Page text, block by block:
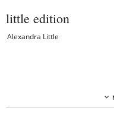
little edition
Alexandra Little